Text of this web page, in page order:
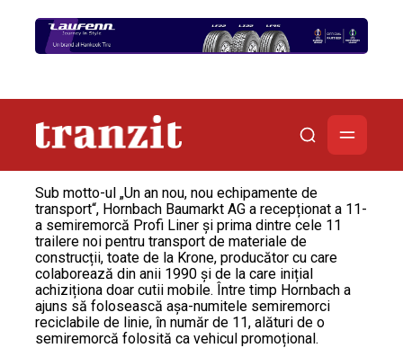
Sub motto-ul „Un an nou, nou echipamente de
transport“, Hornbach Baumarkt AG a recepționat a 11-
a semiremorcă Profi Liner și prima dintre cele 11
trailere noi pentru transport de materiale de
construcții, toate de la Krone, producător cu care
colaborează din anii 1990 și de la care inițial
achiziționa doar cutii mobile. Între timp Hornbach a
ajuns să folosească așa-numitele semiremorci
reciclabile de linie, în număr de 11, alături de o
semiremorcă folosită ca vehicul promoțional.